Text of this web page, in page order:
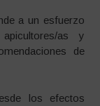
a un esfuerzo
as y
de
los efectos